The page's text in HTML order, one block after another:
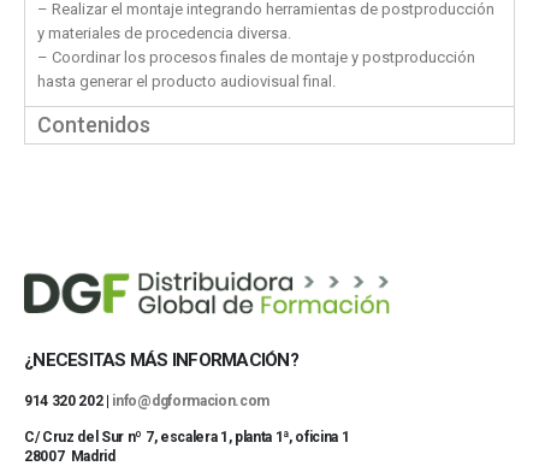
– Realizar el montaje integrando herramientas de postproducción
y materiales de procedencia diversa.
– Coordinar los procesos finales de montaje y postproducción
hasta generar el producto audiovisual final.
Contenidos
¿NECESITAS MÁS INFORMACIÓN?
914 320 202 | info@dgformacion.com
C/ Cruz del Sur nº 7, escalera 1, planta 1ª, oficina 1
28007 Madrid